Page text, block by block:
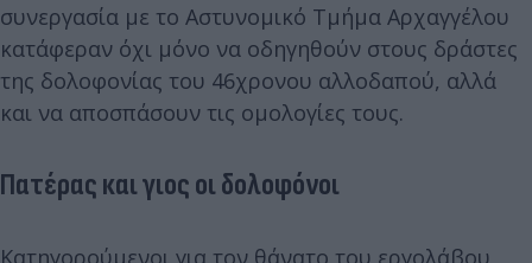
συνεργασία με το Αστυνομικό Τμήμα Αρχαγγέλου
κατάφεραν όχι μόνο να οδηγηθούν στους δράστες
της δολοφονίας του 46χρονου αλλοδαπού, αλλά
και να αποσπάσουν τις ομολογίες τους.
Πατέρας και γιος οι δολοφόνοι
Κατηγορούμενοι για τον θάνατο του εργολάβου